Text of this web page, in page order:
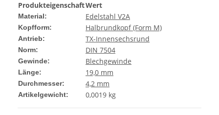
ProdukteigenschaftWert
Material: Edelstahl V2A
Kopfform: Halbrundkopf (Form M)
Antrieb: TX-Innensechsrund
Norm: DIN 7504
Gewinde: Blechgewinde
Länge: 19,0 mm
Durchmesser: 4,2 mm
Artikelgewicht: 0,0019 kg